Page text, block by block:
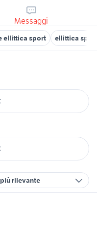
Messaggi
ellittica sport ellittica
rilevante